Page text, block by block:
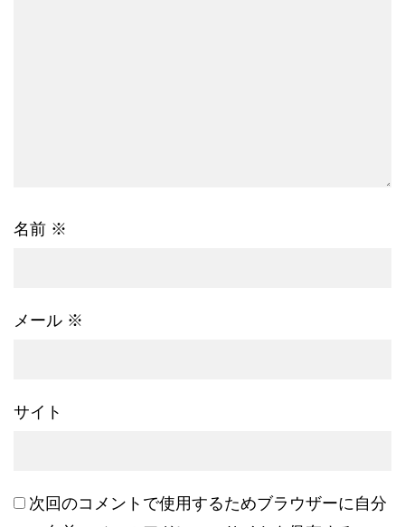
名前 ※
メール ※
サイト
次回のコメントで使用するためブラウザーに自分